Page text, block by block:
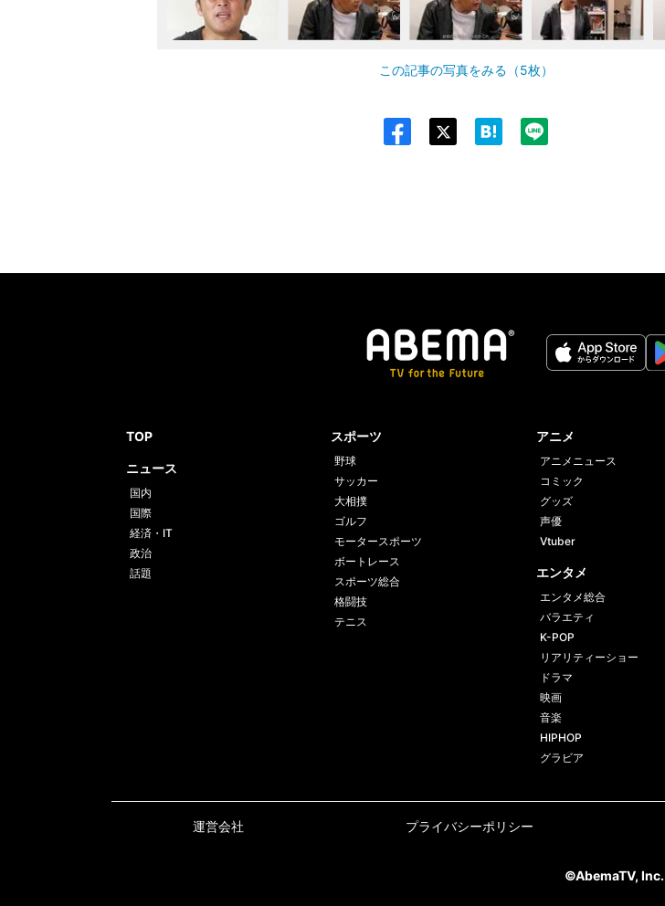
この記事の写真をみる（5枚）
TOP
ニュース
国内
国際
経済・IT
政治
話題
スポーツ
野球
サッカー
大相撲
ゴルフ
モータースポーツ
ボートレース
スポーツ総合
格闘技
テニス
アニメ
アニメニュース
コミック
グッズ
声優
Vtuber
エンタメ
エンタメ総合
バラエティ
K-POP
リアリティーショー
ドラマ
映画
音楽
HIPHOP
グラビア
運営会社 プライバシーポリシー
©AbemaTV, Inc.